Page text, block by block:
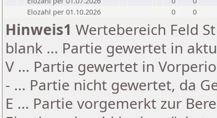
Elozahl per 01.10.2026
0 0
Hinweis1 Wertebereich Feld
blank ... Partie gewertet in
V ... Partie gewertet in
- ... Partie nicht gewertet, da
E ... Partie vorgemerkt zur